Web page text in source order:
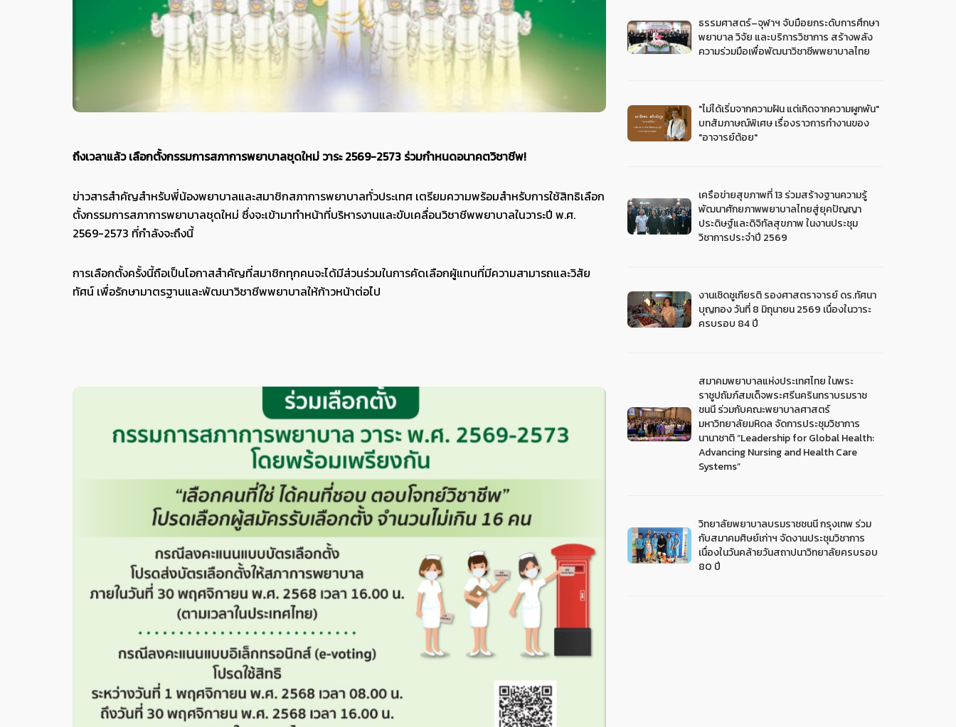
ถึงเวลาแล้ว เลือกตั้งกรรมการสภาการพยาบาลชุดใหม่ วาระ 2569-2573 ร่วมกำหนดอนาคตวิชาชีพ!
ข่าวสารสำคัญสำหรับพี่น้องพยาบาลและสมาชิกสภาการพยาบาลทั่วประเทศ เตรียมความพร้อมสำหรับการใช้สิทธิเลือก
ตั้งกรรมการสภาการพยาบาลชุดใหม่ ซึ่งจะเข้ามาทำหน้าที่บริหารงานและขับเคลื่อนวิชาชีพพยาบาลในวาระปี พ.ศ.
2569-2573 ที่กำลังจะถึงนี้
การเลือกตั้งครั้งนี้ถือเป็นโอกาสสำคัญที่สมาชิกทุกคนจะได้มีส่วนร่วมในการคัดเลือกผู้แทนที่มีความสามารถและวิสัย
ทัศน์ เพื่อรักษามาตรฐานและพัฒนาวิชาชีพพยาบาลให้ก้าวหน้าต่อไป
ธรรมศาสตร์–จุฬาฯ จับมือยกระดับการศึกษา
พยาบาล วิจัย และบริการวิชาการ สร้างพลัง
ความร่วมมือเพื่อพัฒนาวิชาชีพพยาบาลไทย
"ไม่ได้เริ่มจากความฝัน แต่เกิดจากความผูกพัน"
บทสัมภาษณ์พิเศษ เรื่องราวการทำงานของ
"อาจารย์ต้อย"
เครือข่ายสุขภาพที่ 13 ร่วมสร้างฐานความรู้
พัฒนาศักยภาพพยาบาลไทยสู่ยุคปัญญา
ประดิษฐ์และดิจิทัลสุขภาพ ในงานประชุม
วิชาการประจำปี 2569
งานเชิดชูเกียรติ รองศาสตราจารย์ ดร.ทัศนา
บุญทอง วันที่ 8 มิถุนายน 2569 เนื่องในวาระ
ครบรอบ 84 ปี
สมาคมพยาบาลแห่งประเทศไทย ในพระ
ราชูปถัมภ์สมเด็จพระศรีนครินทราบรมราช
ชนนี ร่วมกับคณะพยาบาลศาสตร์
มหาวิทยาลัยมหิดล จัดการประชุมวิชาการ
นานาชาติ “Leadership for Global Health:
Advancing Nursing and Health Care
Systems”
วิทยาลัยพยาบาลบรมราชชนนี กรุงเทพ ร่วม
กับสมาคมศิษย์เก่าฯ จัดงานประชุมวิชาการ
เนื่องในวันคล้ายวันสถาปนาวิทยาลัยครบรอบ
80 ปี